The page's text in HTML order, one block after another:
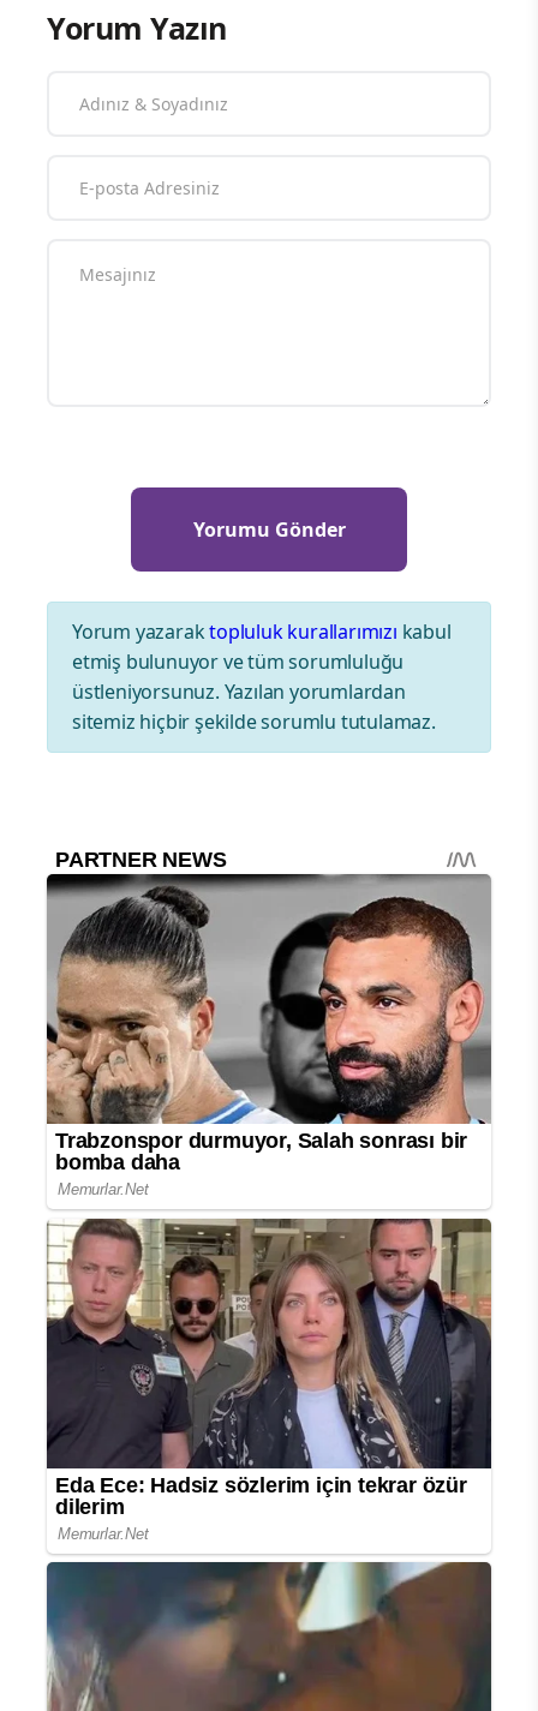
Yorum Yazın
Yorum yazaraktopluluk kurallarımızı kabul
etmiş bulunuyor ve tüm sorumluluğu
üstleniyorsunuz. Yazılan yorumlardan
sitemiz hiçbir şekilde sorumlu tutulamaz.